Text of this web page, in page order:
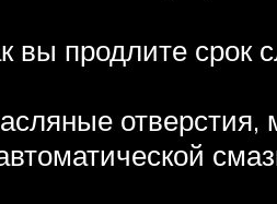
вы продлите срок
отверстия,